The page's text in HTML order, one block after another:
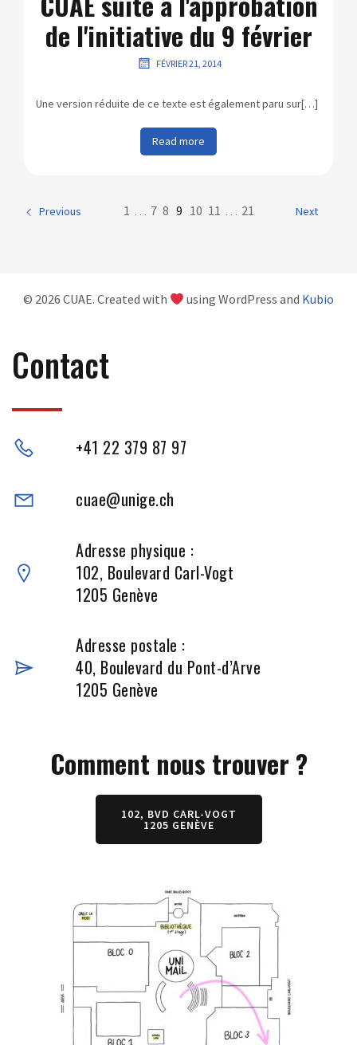
de l'initiative du 9 février
FÉVRIER 21, 2014
Une version réduite de ce texte est également paru sur[…]
Read more
Previous 1 … 7 8 9 10 11 … 21 Next
© 2026 CUAE. Created with using WordPress and Kubio
Contact
+41 22 379 87 97
cuae@unige.ch
Adresse physique :
102, Boulevard Carl-Vogt
1205 Genève
Adresse postale :
40, Boulevard du Pont-d’Arve
1205 Genève
Comment nous trouver ?
102, BVD CARL-VOGT
1205 GENÈVE